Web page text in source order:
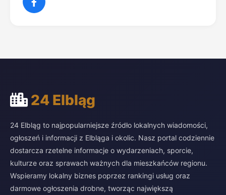
24 Elbląg
24 Elbląg to najpopularniejsze źródło lokalnych wiadomości,
ogłoszeń i informacji z Elbląga i okolic. Nasz portal codziennie
dostarcza rzetelne informacje o wydarzeniach, sporcie,
kulturze oraz sprawach ważnych dla mieszkańców regionu.
Wspieramy lokalny biznes poprzez rankingi usług oraz
darmowe ogłoszenia drobne, tworząc największą